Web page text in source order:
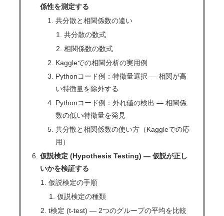
係性を測定する
共分散と相関係数の違い
共分散の数式
相関係数の数式
Kaggleでの相関分析の実用例
Pythonコード例：特徴量選択 — 相関が高
い特徴量を除外する
Pythonコード例：外れ値の検出 — 相関係
数の低い特徴量を発見
共分散と相関係数の使い方（Kaggleでの応
用）
仮説検定 (Hypothesis Testing) — 仮説が正し
いかを検証する
仮説検定の手順
仮説検定の種類
t検定 (t-test) — 2つのグループの平均を比較